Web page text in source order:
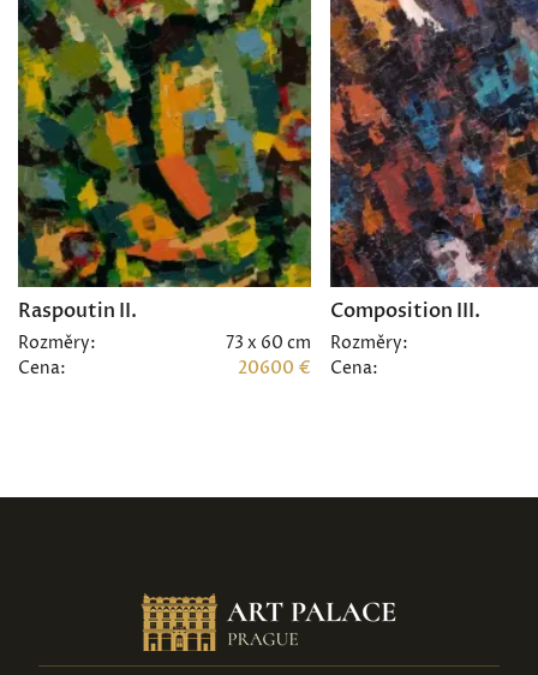
Raspoutin II.
Rozměry:
73 x 60 cm
Cena:
20600 €
Composition III.
Rozměry:
Cena: